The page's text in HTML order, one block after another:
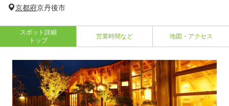
京都府京丹後市
スポット詳細
トップ
営業時間など 地図・アクセス